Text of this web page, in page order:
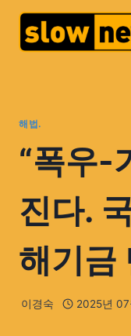
해법.
“폭우-
진다.
해기금
이경숙 2025년